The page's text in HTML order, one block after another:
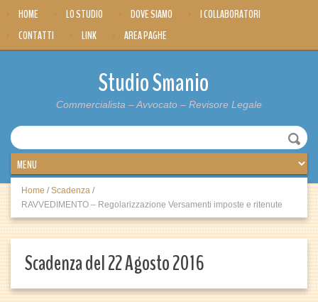
HOME LO STUDIO DOVE SIAMO
I COLLABORATORI
CONTATTI
LINK AREA PAGHE
Studio Smanio
Commercialista – Avvocato – Revisore Legale
Home / Scadenza /
RAVVEDIMENTO – Regolarizzazione Versamenti imposte e ritenute
Scadenza del 22 Agosto 2016